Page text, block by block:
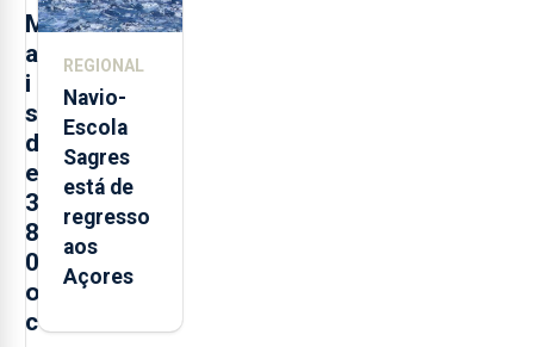
M
a
i
s
d
e
3
8
0
o
c
postos de
REGIONAL
Navio-
Escola
Sagres
está de
regresso
aos
Açores